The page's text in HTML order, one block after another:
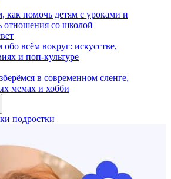
как помочь детям с уроками и
отношения со школой
обо всём вокруг: искусстве,
и поп-культуре
в современном сленге,
мемах и хобби
подростки